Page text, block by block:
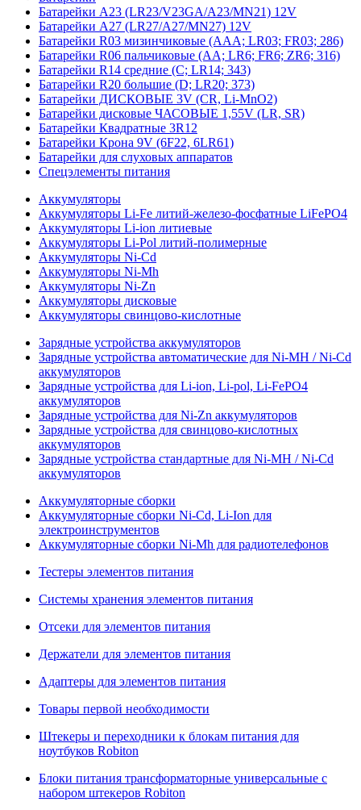
Батарейки A23 (LR23/V23GA/A23/MN21) 12V
Батарейки A27 (LR27/A27/MN27) 12V
Батарейки R03 мизинчиковые (AAA; LR03; FR03; 286)
Батарейки R06 пальчиковые (AA; LR6; FR6; ZR6; 316)
Батарейки R14 средние (C; LR14; 343)
Батарейки R20 большие (D; LR20; 373)
Батарейки ДИСКОВЫЕ 3V (CR, Li-MnO2)
Батарейки дисковые ЧАСОВЫЕ 1,55V (LR, SR)
Батарейки Квадратные 3R12
Батарейки Крона 9V (6F22, 6LR61)
Батарейки для слуховых аппаратов
Спецэлементы питания
Аккумуляторы
Аккумуляторы Li-Fe литий-железо-фосфатные LiFePO4
Аккумуляторы Li-ion литиевые
Аккумуляторы Li-Pol литий-полимерные
Аккумуляторы Ni-Cd
Аккумуляторы Ni-Mh
Аккумуляторы Ni-Zn
Аккумуляторы дисковые
Аккумуляторы свинцово-кислотные
Зарядные устройства аккумуляторов
Зарядные устройства автоматические для Ni-MH / Ni-Cd
аккумуляторов
Зарядные устройства для Li-ion, Li-pol, Li-FePO4
аккумуляторов
Зарядные устройства для Ni-Zn аккумуляторов
Зарядные устройства для свинцово-кислотных
аккумуляторов
Зарядные устройства стандартные для Ni-MH / Ni-Cd
аккумуляторов
Аккумуляторные сборки
Аккумуляторные сборки Ni-Cd, Li-Ion для
электроинструментов
Аккумуляторные сборки Ni-Mh для радиотелефонов
Тестеры элементов питания
Системы хранения элементов питания
Отсеки для элементов питания
Держатели для элементов питания
Адаптеры для элементов питания
Товары первой необходимости
Штекеры и переходники к блокам питания для
ноутбуков Robiton
Блоки питания трансформаторные универсальные с
набором штекеров Robiton